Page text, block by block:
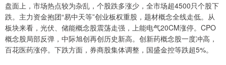
盘面上，市场热点较为杂乱，个股跌多涨少，全市场超4500只个股下
跌。主力资金抱团“易中天等”创业板权重股，题材概念全线走低。从
板块来看，光伏、储能概念股震荡走强，上能电气20CM涨停。CPO
概念股局部反弹，中际旭创再创历史新高。创新药概念股一度冲高，
百花医药涨停。下跌方面，券商股集体调整，国盛金控等跌超5%。